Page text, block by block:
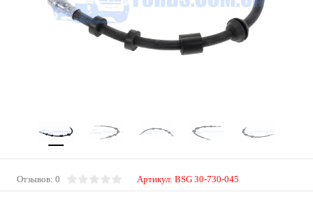
Отзывов: 0 Артикул: BSG 30-730-045